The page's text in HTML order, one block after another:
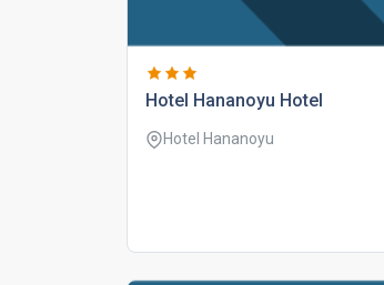
hotel hananoyu hotel
Hotel Hananoyu